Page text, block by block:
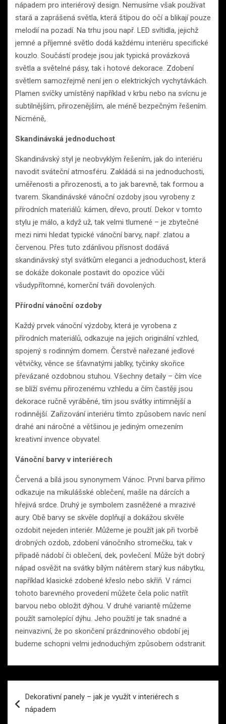
nápadem pro interiérový design. Nemusíme však používat
stará a zaprášená světla, která štípou do očí a blikají pouze
melodií na pozadí. Na trhu jsou např. LED svítidla, jejichž
jemné a příjemné světlo dodá každému interiéru specifické
kouzlo. Součástí prodeje jsou jak typická provázková
světla a světelné pásy, tak i hotové dekorace. Zdobení
světlem samozřejmě není jen o elektrických vychytávkách.
Plamen svíčky umístěný například v krbu nebo na svícnu je
subtilnějším, přirozenějším, ale méně bezpečným řešením.
Nicméně,
Skandinávská jednoduchost
Skandinávský styl je neobvyklým řešením, jak do interiéru
navodit sváteční atmosféru. Zakládá si na jednoduchosti,
uměřenosti a přirozenosti, a to jak barevně, tak formou a
tvarem. Skandinávské vánoční ozdoby jsou vyrobeny z
přírodních materiálů: kámen, dřevo, proutí. Dekor v tomto
stylu je málo, a když už, tak velmi tlumené – je zbytečné
mezi nimi hledat typické vánoční barvy, např. zlatou a
červenou. Přes tuto zdánlivou přísnost dodává
skandinávský styl svátkům eleganci a jednoduchost, která
se dokáže dokonale postavit do opozice vůči
všudypřítomné, komerční tváři dovolených.
Přírodní vánoční ozdoby
Každý prvek vánoční výzdoby, která je vyrobena z
přírodních materiálů, odkazuje na jejich originální vzhled,
spojený s rodinným domem. Čerstvě nařezané jedlové
větvičky, věnce se šťavnatými jablky, tyčinky skořice
převázané ozdobnou stuhou. Všechny detaily – čím více
se blíží svému přirozenému vzhledu a čím častěji jsou
dekorace ručně vyráběné, tím jsou svátky intimnější a
rodinnější. Zařizování interiéru tímto způsobem navíc není
drahé ani náročné a většinou je jediným omezením
kreativní invence obyvatel.
Vánoční barvy v interiérech
Červená a bílá jsou synonymem Vánoc. První barva přímo
odkazuje na mikulášské oblečení, mašle na dárcích a
hřejivá srdce. Druhý je symbolem zasněžené a mrazivé
aury. Obě barvy se skvěle doplňují a dokážou skvěle
ozdobit nejeden interiér. Můžeme je použít jak při tvorbě
drobných ozdob, zdobení vánočního stromečku, tak v
případě nádobí či oblečení, dek, povlečení. Může být dobrý
nápad osvěžit na svátky bílým nátěrem starý kus nábytku,
například klasické zdobené křeslo nebo skříň. V rámci
tohoto barevného provedení můžete čela polic natřít
barvou nebo obložit dýhou. V druhé variantě můžeme
použít samolepící dýhu. Jeho použití je tak snadné a
neinvazivní, že po skončení prázdninového období jej
budeme schopni velmi jednoduchým způsobem odstranit.
proDekorativní panely – jak je využít v interiérech s
nápadem